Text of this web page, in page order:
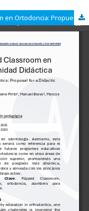
Método Didáctico de Flipped Classroom en Ortodoncia: Propuesta de Unidad Didáctica